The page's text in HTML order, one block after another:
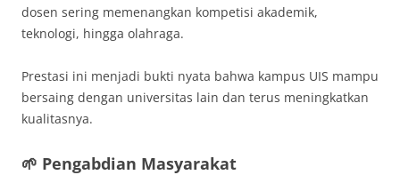
dosen sering memenangkan kompetisi akademik,
teknologi, hingga olahraga.
Prestasi ini menjadi bukti nyata bahwa kampus UIS mampu
bersaing dengan universitas lain dan terus meningkatkan
kualitasnya.
🌱 Pengabdian Masyarakat